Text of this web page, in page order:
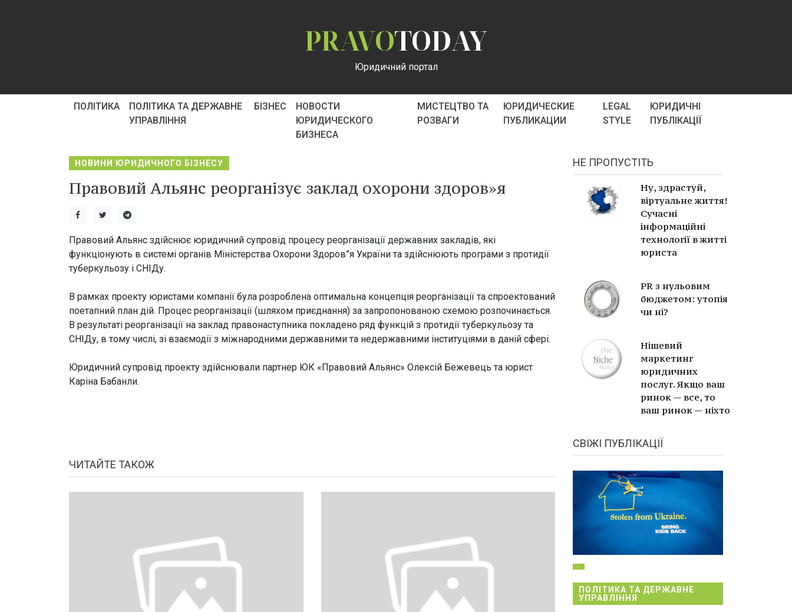
PRAVOTODAY
Юридичний портал
ПОЛІТИКА
ПОЛІТИКА ТА ДЕРЖАВНЕ
УПРАВЛІННЯ
БІЗНЕС
НОВОСТИ
ЮРИДИЧЕСКОГО
БИЗНЕСА
МИСТЕЦТВО ТА
РОЗВАГИ
ЮРИДИЧЕСКИЕ
ПУБЛИКАЦИИ
LEGAL
STYLE
ЮРИДИЧНІ
ПУБЛІКАЦІЇ
НОВИНИ ЮРИДИЧНОГО БІЗНЕСУ
Правовий Альянс реорганізує заклад охорони здоров»я
Правовий Альянс здійснює юридичний супровід процесу реорганізації державних закладів, які
функціонують в системі органів Міністерства Охорони Здоров”я України та здійснюють програми з протидії
туберкульозу і СНІДу.
В рамках проекту юристами компанії була розроблена оптимальна концепція реорганізації та спроектований
поетапний план дій. Процес реорганізації (шляхом приєднання) за запропонованою схемою розпочинається.
В результаті реорганізації на заклад правонаступника покладено ряд функцій з протидії туберкульозу та
СНІДу, в тому числі, зі взаємодії з міжнародними державними та недержавними інституціями в даній сфері.
Юридичний супровід проекту здійснювали партнер ЮК «Правовий Альянс» Олексій Бежевець та юрист
Каріна Бабанли.
ЧИТАЙТЕ ТАКОЖ
НЕ ПРОПУСТІТЬ
Ну, здрастуй,
віртуальне життя!
Сучасні
інформаційні
технології в житті
юриста
PR з нульовим
бюджетом: утопія
чи ні?
Нішевий
маркетинг
юридичних
послуг. Якщо ваш
ринок — все, то
ваш ринок — ніхто
СВІЖІ ПУБЛІКАЦІЇ
ПОЛІТИКА ТА ДЕРЖАВНЕ
УПРАВЛІННЯ